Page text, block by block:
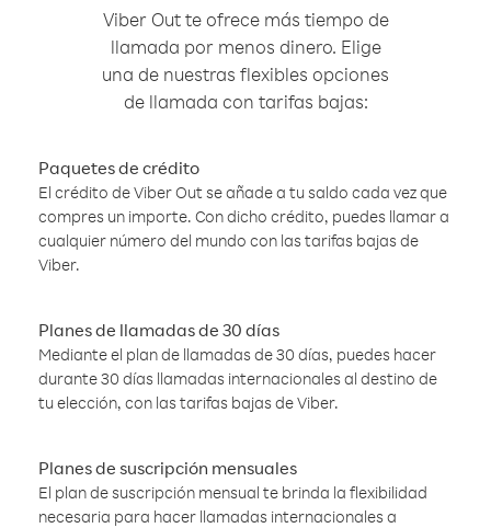
Viber Out te ofrece más tiempo de
llamada por menos dinero. Elige
una de nuestras flexibles opciones
de llamada con tarifas bajas:
Paquetes de crédito
El crédito de Viber Out se añade a tu saldo cada vez que
compres un importe. Con dicho crédito, puedes llamar a
cualquier número del mundo con las tarifas bajas de
Viber.
Planes de llamadas de 30 días
Mediante el plan de llamadas de 30 días, puedes hacer
durante 30 días llamadas internacionales al destino de
tu elección, con las tarifas bajas de Viber.
Planes de suscripción mensuales
El plan de suscripción mensual te brinda la flexibilidad
necesaria para hacer llamadas internacionales a